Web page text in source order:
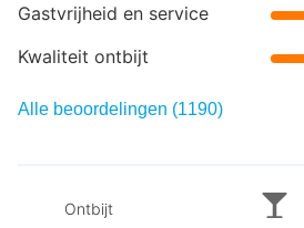
Gastvrijheid en service
Kwaliteit ontbijt
Alle beoordelingen (1190)
Ontbijt